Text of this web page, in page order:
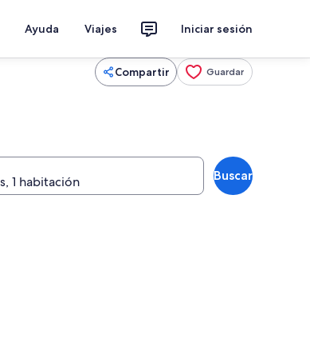
Ayuda Viajes Iniciar sesión
Compartir Guardar
Buscar